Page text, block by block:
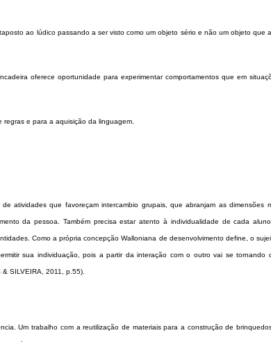
ao lúdico passando a ser visto como um objeto sério e não um objeto que
oferece oportunidade para experimentar comportamentos que em
e para a aquisição da linguagem.
atividades que favoreçam intercambio grupais, que abranjam as dimensões
da pessoa. Também precisa estar atento à individualidade de cada
Como a própria concepção Walloniana de desenvolvimento define, o
sua individuação, pois a partir da interação com o outro vai se tornando
SILVEIRA, 2011, p.55).
Um trabalho com a reutilização de materiais para a construção de